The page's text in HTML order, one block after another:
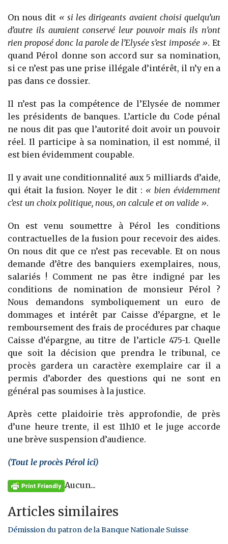
On nous dit « si les dirigeants avaient choisi quelqu’un
d’autre ils auraient conservé leur pouvoir mais ils n’ont
rien proposé donc la parole de l’Elysée s’est imposée ». Et
quand Pérol donne son accord sur sa nomination,
si ce n’est pas une prise illégale d’intérêt, il n’y en a
pas dans ce dossier.
Il n’est pas la compétence de l’Elysée de nommer
les présidents de banques. L’article du Code pénal
ne nous dit pas que l’autorité doit avoir un pouvoir
réel. Il participe à sa nomination, il est nommé, il
est bien évidemment coupable.
Il y avait une conditionnalité aux 5 milliards d’aide,
qui était la fusion. Noyer le dit : « bien évidemment
c’est un choix politique, nous, on calcule et on valide ».
On est venu soumettre à Pérol les conditions
contractuelles de la fusion pour recevoir des aides.
On nous dit que ce n’est pas recevable. Et on nous
demande d’être des banquiers exemplaires, nous,
salariés ! Comment ne pas être indigné par les
conditions de nomination de monsieur Pérol ?
Nous demandons symboliquement un euro de
dommages et intérêt par Caisse d’épargne, et le
remboursement des frais de procédures par chaque
Caisse d’épargne, au titre de l’article 475-1. Quelle
que soit la décision que prendra le tribunal, ce
procès gardera un caractère exemplaire car il a
permis d’aborder des questions qui ne sont en
général pas soumises à la justice.
Après cette plaidoirie très approfondie, de près
d’une heure trente, il est 11h10 et le juge accorde
une brève suspension d’audience.
(Tout le procès Pérol ici)
Aucun...
Articles similaires
Démission du patron de la Banque Nationale Suisse